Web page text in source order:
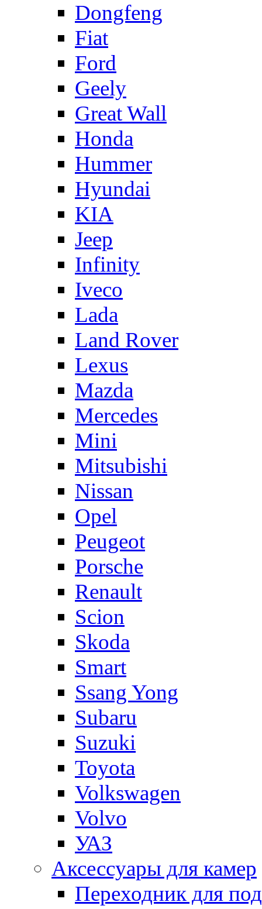
Dongfeng
Fiat
Ford
Geely
Great Wall
Honda
Hummer
Hyundai
KIA
Jeep
Infinity
Iveco
Lada
Land Rover
Lexus
Mazda
Mercedes
Mini
Mitsubishi
Nissan
Opel
Peugeot
Porsche
Renault
Scion
Skoda
Smart
Ssang Yong
Subaru
Suzuki
Toyota
Volkswagen
Volvo
УАЗ
Аксессуары для камер
Переходник для